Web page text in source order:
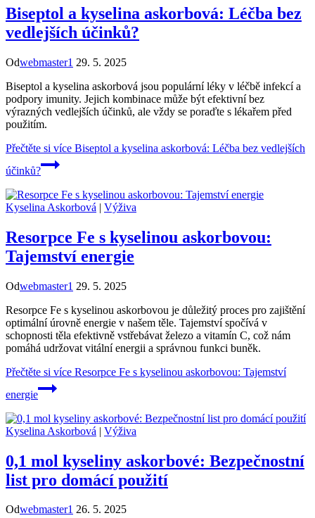
Biseptol a kyselina askorbová: Léčba bez
vedlejších účinků?
Odwebmaster1 29. 5. 2025
Biseptol a kyselina askorbová jsou populární léky v léčbě infekcí a
podpory imunity. Jejich kombinace může být efektivní bez
výrazných vedlejších účinků, ale vždy se poraďte s lékařem před
použitím.
Přečtěte si více Biseptol a kyselina askorbová: Léčba bez vedlejších
účinků?
Kyselina Askorbová | Výživa
Resorpce Fe s kyselinou askorbovou:
Tajemství energie
Odwebmaster1 29. 5. 2025
Resorpce Fe s kyselinou askorbovou je důležitý proces pro zajištění
optimální úrovně energie v našem těle. Tajemství spočívá v
schopnosti těla efektivně vstřebávat železo a vitamín C, což nám
pomáhá udržovat vitální energii a správnou funkci buněk.
Přečtěte si více Resorpce Fe s kyselinou askorbovou: Tajemství
energie
Kyselina Askorbová | Výživa
0,1 mol kyseliny askorbové: Bezpečnostní
list pro domácí použití
Odwebmaster1 26. 5. 2025